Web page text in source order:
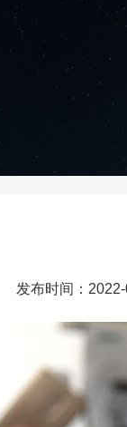
发布时间：